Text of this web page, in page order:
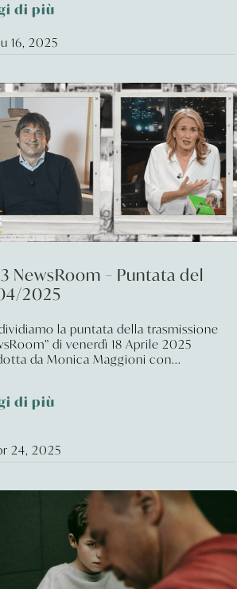
di più
16, 2025
NewsRoom – Puntata del
2025
la puntata della trasmissione
di venerdì 18 Aprile 2025
da Monica Maggioni con...
di più
24, 2025